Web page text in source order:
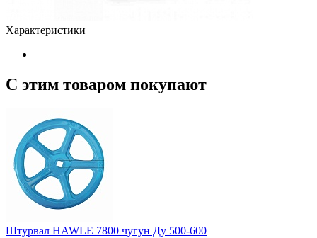
Характеристики
С этим товаром покупают
Штурвал HAWLE 7800 чугун Ду 500-600